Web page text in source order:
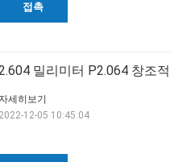
접촉
밀리미터 P2.064 창조
자세히보기
2022-12-05 10:45:04